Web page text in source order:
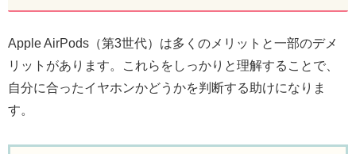
Apple AirPods（第3世代）は多くのメリットと一部のデメ
リットがあります。これらをしっかりと理解することで、
自分に合ったイヤホンかどうかを判断する助けになりま
す。